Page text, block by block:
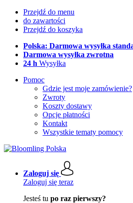
Przejdź do menu
do zawartości
Przejdź do koszyka
Polska: Darmowa wysyłka
Darmowa wysyłka zwrotna
24 h Wysyłka
Pomoc
Gdzie jest moje zamówienie?
Zwroty
Koszty dostawy
Opcje płatności
Kontakt
Wszystkie tematy pomocy
Zaloguj się
Zaloguj się teraz
Jesteś tu po raz pierwszy?